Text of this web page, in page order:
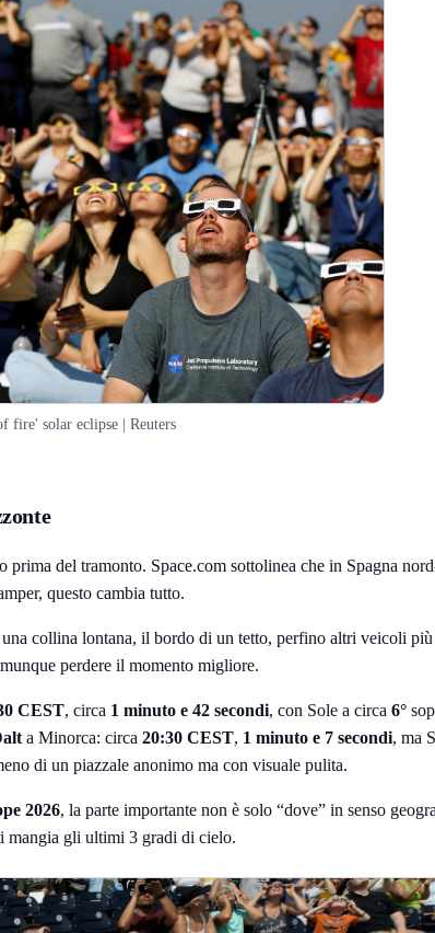
fire' solar eclipse | Reuters
prima del tramonto. Space.com sottolinea che in Spagna
questo cambia tutto.
collina lontana, il bordo di un tetto, perfino altri veicoli
perdere il momento migliore.
CEST, circa 1 minuto e 42 secondi, con Sole a circa 6°
a Minorca: circa 20:30 CEST, 1 minuto e 7 secondi, ma
di un piazzale anonimo ma con visuale pulita.
2026, la parte importante non è solo “dove” in senso
mangia gli ultimi 3 gradi di cielo.